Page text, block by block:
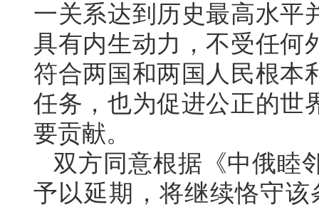
一关系达到历史最高水平
具有内生动力，不受任何
符合两国和两国人民根本
任务，也为促进公正的世
要贡献。
双方同意根据《中俄睦
予以延期，将继续恪守该